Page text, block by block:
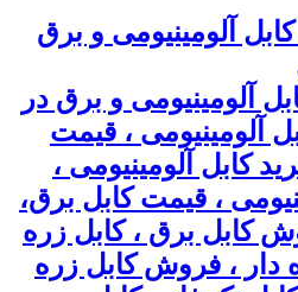
آلومینیومی و برق در
آلومینیومی ، قیمت
کابل آلومینیومی ،
، قیمت کابل برق،
کابل برق ، کابل زره
دار ، فروش کابل زره